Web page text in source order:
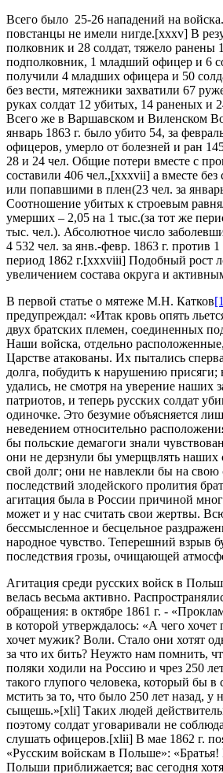
Всего было 25-26 нападений на
повстанцы не имели нигде.[xxxv] В
полковник и 28 солдат, тяжело ранены
подполковник, 1 младший офицер и 6
получили 4 младших офицера и 50
без вести, мятежники захватили 67
руках солдат 12 убитых, 14 раненых и
Всего же в Варшавском и Виленском
январь 1863 г. было убито 54, за
офицеров, умерло от болезней и ран
28 и 24 чел. Общие потери вместе с
составили 406 чел.,[xxxvii] а вместе
или попавшими в плен(23 чел. за
Соотношение убитых к строевым
умерших – 2,05 на 1 тыс.(за тот же
тыс. чел.). Абсолютное число
4 532 чел. за янв.-февр. 1863 г. против
период 1862 г.[xxxviii] Подобный рост
увеличением состава округа и
В первой статье о мятеже М.Н. Катков
предупреждал: «Итак кровь опять
двух братских племен, соединенных
Наши войска, отдельно
Царстве атакованы. Их пытались
долга, побудить к нарушению
удались, не смотря на уверение наших
патриотов, и теперь русских солдат
одиночке. Это безумие объясняется
неведением относительно
бы польские демагоги знали
они не дерзнули бы умерщвлять наших
свой долг; они не навлекли бы на
последствий злодейского пролития
агитация была в России причиной
может и у нас считать свои жертвы.
бессмысленное и бесцельное
народное чувство. Теперешний взрыв
последствия грозы, очищающей
Агитация среди русских войск в
велась весьма активно.
обращения: в октябре 1861 г. -
в которой утверждалось: «А чего
хочет мужик? Воли. Стало они хотят
за что их бить? Неужто нам помнить,
поляки ходили на Россию и чрез 250
такого глупого человека, который бы в
мстить за то, что было 250 лет назад, у
сыщешь.»[xli] Таких людей
поэтому солдат уговаривали не
слушать офицеров.[xlii] В мае 1862 г.
«Русским войскам в Польше»: «Братья!
Польши приближается; вас сегодня